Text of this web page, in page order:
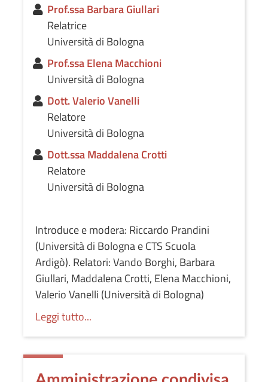
Prof.ssa Barbara Giullari
Relatrice
Università di Bologna
Prof.ssa Elena Macchioni
Università di Bologna
Dott. Valerio Vanelli
Relatore
Università di Bologna
Dott.ssa Maddalena Crotti
Relatore
Università di Bologna
Introduce e modera: Riccardo Prandini
(Università di Bologna e CTS Scuola
Ardigò). Relatori: Vando Borghi, Barbara
Giullari, Maddalena Crotti, Elena Macchioni,
Valerio Vanelli (Università di Bologna)
Leggi tutto...